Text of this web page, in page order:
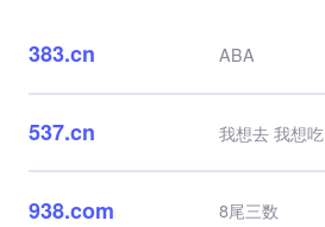
383.cn ABA
537.cn 我想去 我想吃
938.com 8尾三数